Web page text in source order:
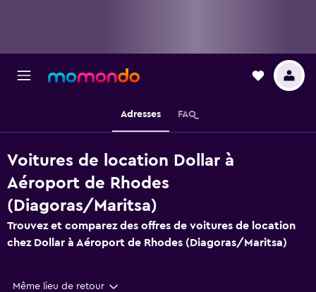
Adresses FAQ
Voitures de location Dollar à
Aéroport de Rhodes
(Diagoras/Maritsa)
Trouvez et comparez des offres de voitures de location
chez Dollar à Aéroport de Rhodes (Diagoras/Maritsa)
Même lieu de retour